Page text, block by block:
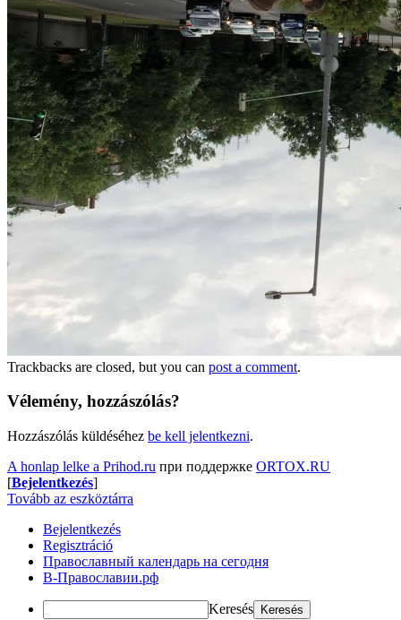
Trackbacks are closed, but you can post a comment.
Vélemény, hozzászólás?
Hozzászólás küldéséhez be kell jelentkezni.
A honlap lelke a Prihod.ru при поддержке ORTOX.RU
[Bejelentkezés]
Tovább az eszköztárra
Bejelentkezés
Regisztráció
Православный календарь на сегодня
В-Православии.рф
Keresés